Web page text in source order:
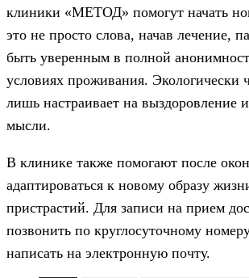
клиники «МЕТОД» помогут начать
это не просто слова, начав лечение,
быть уверенным в полной
условиях проживания. Экологически
лишь настраивает на выздоровление
мысли.
В клинике также помогают после
адаптироваться к новому образу
пристрастий. Для записи на прием
позвонить по круглосуточному
написать на электронную почту.